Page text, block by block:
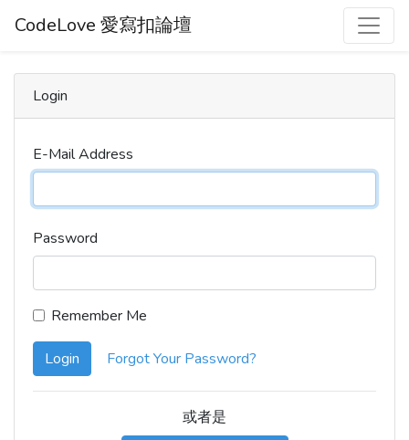
CodeLove 愛寫扣論壇
Login
E-Mail Address
Password
Remember Me
Login Forgot Your Password?
或者是